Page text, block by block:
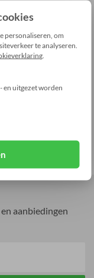
personaliseren, om
te analyseren.
en uitgezet worden
aanbiedingen